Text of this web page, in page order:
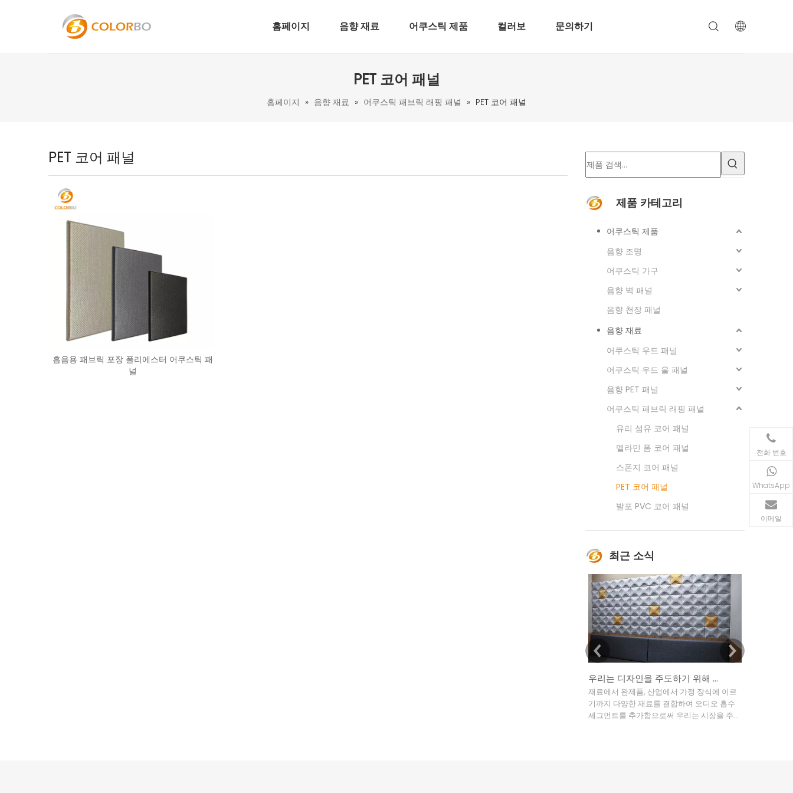
홈페이지 음향 재료 어쿠스틱 제품 컬러보 문의하기
PET 코어 패널
홈페이지 » 음향 재료 » 어쿠스틱 패브릭 래핑 패널 » PET 코어 패널
PET 코어 패널
흡음용 패브릭 포장 폴리에스터 어쿠스틱 패
널
제품 카테고리
어쿠스틱 제품
음향 조명
어쿠스틱 가구
음향 벽 패널
음향 천장 패널
음향 재료
어쿠스틱 우드 패널
어쿠스틱 우드 울 패널
음향 PET 패널
어쿠스틱 패브릭 래핑 패널
유리 섬유 코어 패널
멜라민 폼 코어 패널
스폰지 코어 패널
PET 코어 패널
발포 PVC 코어 패널
최근 소식
우리는 디자인을 주도하기 위해 시장을 이용하고, 기술을 개선하기 위해 디자인을 이용합니다.
재료에서 완제품, 산업에서 가정 장식에 이르
기까지 다양한 재료를 결합하여 오디오 흡수
세그먼트를 추가함으로써 우리는 시장을 주도
전화 번호
WhatsApp
이메일